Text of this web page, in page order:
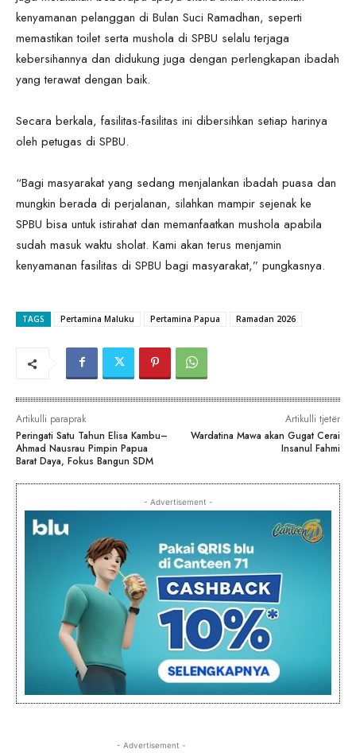
kenyamanan pelanggan di Bulan Suci Ramadhan, seperti
memastikan toilet serta mushola di SPBU selalu terjaga
kebersihannya dan didukung juga dengan perlengkapan ibadah
yang terawat dengan baik.
Secara berkala, fasilitas-fasilitas ini dibersihkan setiap harinya
oleh petugas di SPBU.
“Bagi masyarakat yang sedang menjalankan ibadah puasa dan
mungkin berada di perjalanan, silahkan mampir sejenak ke
SPBU bisa untuk istirahat dan memanfaatkan mushola apabila
sudah masuk waktu sholat. Kami akan terus menjamin
kenyamanan fasilitas di SPBU bagi masyarakat,” pungkasnya.
TAGS Pertamina Maluku Pertamina Papua Ramadan 2026
Artikulli paraprak
Peringati Satu Tahun Elisa Kambu–
Ahmad Nausrau Pimpin Papua
Barat Daya, Fokus Bangun SDM
Artikulli tjetër
Wardatina Mawa akan Gugat Cerai
Insanul Fahmi
- Advertisement -
- Advertisement -